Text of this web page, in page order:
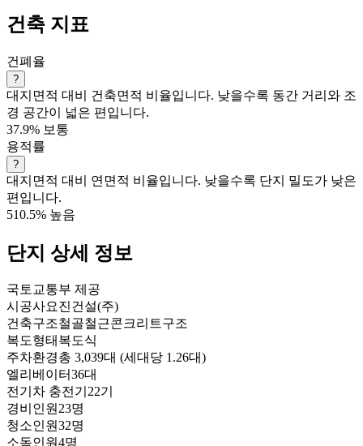
건축 지표
건폐율
?
대지면적 대비 건축면적 비율입니다. 낮을수록 동간 거리와 조
경 공간이 넓은 편입니다.
37.9% 보통
용적률
?
대지면적 대비 연면적 비율입니다. 낮을수록 단지 밀도가 낮은
편입니다.
510.5% 높음
단지 상세 정보
국토교통부 제공
시공사요진건설(주)
건축구조철골철근콘크리트구조
복도형태 복도식
주차환경총 3,039대 (세대당 1.26대)
엘리베이터36대
전기차 충전기 22기
경비인원23명
청소인원32명
소독인원4명